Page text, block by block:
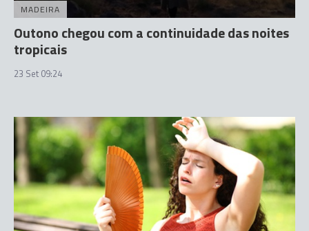
MADEIRA
Outono chegou com a continuidade das noites
tropicais
23 Set 09:24